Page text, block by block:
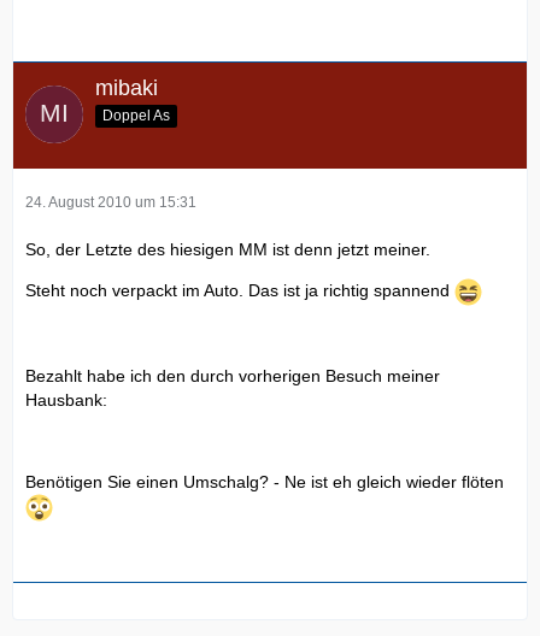
mibaki
Doppel As
24. August 2010 um 15:31
So, der Letzte des hiesigen MM ist denn jetzt meiner.
Steht noch verpackt im Auto. Das ist ja richtig spannend
Bezahlt habe ich den durch vorherigen Besuch meiner
Hausbank:
Benötigen Sie einen Umschalg? - Ne ist eh gleich wieder flöten